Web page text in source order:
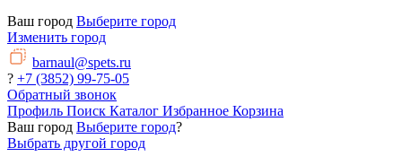
Ваш город Выберите город
Изменить город
barnaul@spets.ru
? +7 (3852) 99-75-05
Обратный звонок
Профиль Поиск Каталог Избранное Корзина
Ваш город Выберите город?
Выбрать другой город